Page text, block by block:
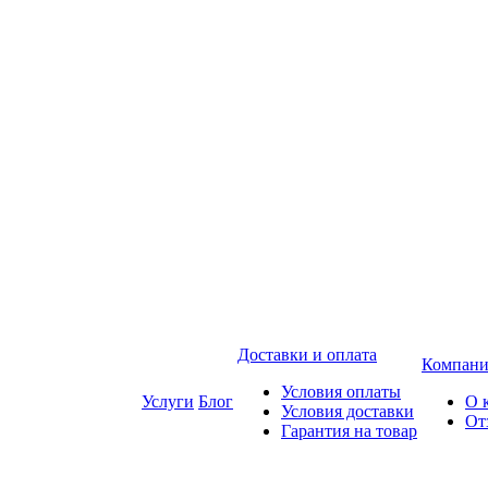
Услуги Блог
Доставки и оплата
Условия оплаты
Условия доставки
Гарантия на товар
О